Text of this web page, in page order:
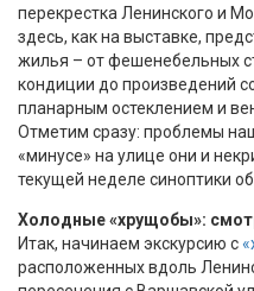
перекрестка Ленинского и
здесь, как на выставке,
жилья – от фешенебельных
кондиции до произведений
планарным остеклением и
Отметим сразу: проблемы
«минусе» на улице они и
текущей неделе синоптики
Холодные «хрущобы»:
Итак, начинаем экскурсию с
расположенных вдоль